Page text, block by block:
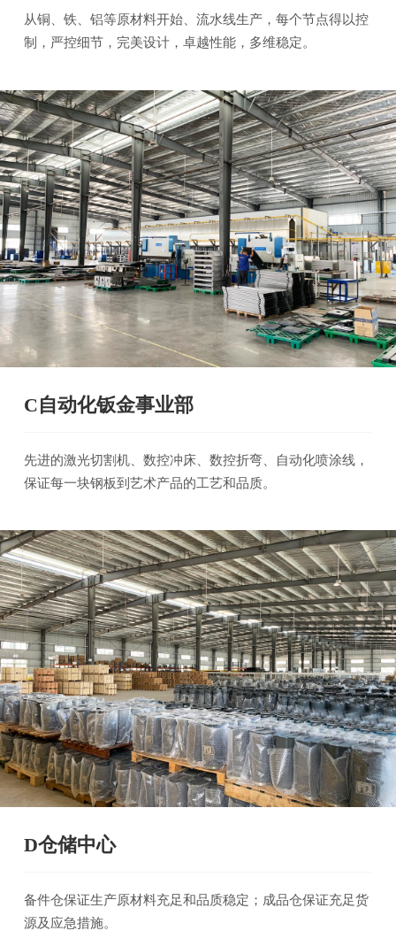
从铜、铁、铝等原材料开始、流水线生产，每个节点得以控
制，严控细节，完美设计，卓越性能，多维稳定。
C自动化钣金事业部
先进的激光切割机、数控冲床、数控折弯、自动化喷涂线，
保证每一块钢板到艺术产品的工艺和品质。
D仓储中心
备件仓保证生产原材料充足和品质稳定；成品仓保证充足货
源及应急措施。